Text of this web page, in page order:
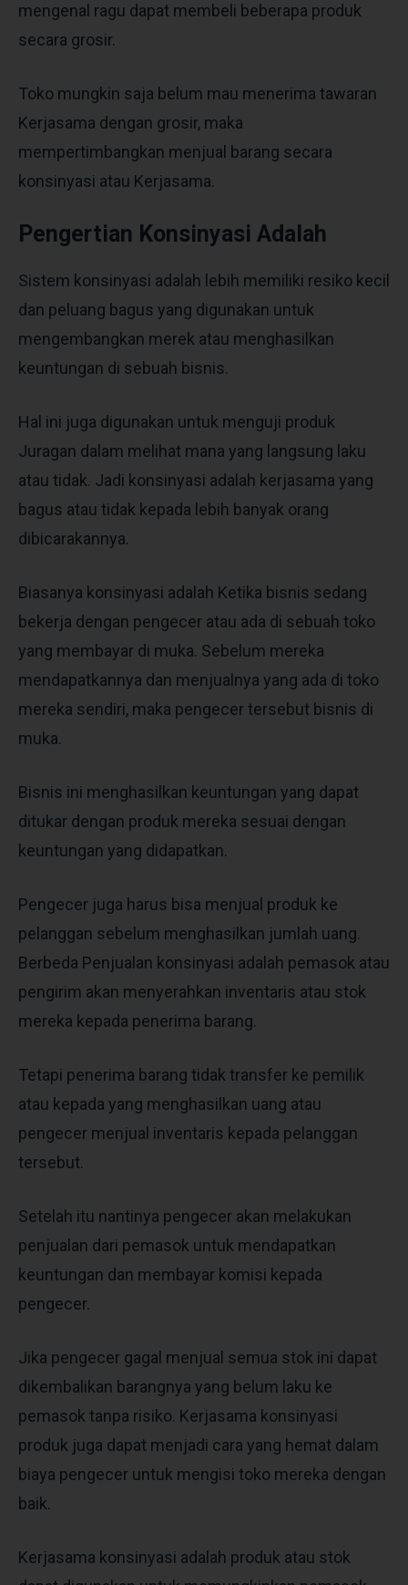
mengenal ragu dapat membeli beberapa produk
secara grosir.
Toko mungkin saja belum mau menerima tawaran
Kerjasama dengan grosir, maka
mempertimbangkan menjual barang secara
konsinyasi atau Kerjasama.
Pengertian Konsinyasi Adalah
Sistem konsinyasi adalah lebih memiliki resiko kecil
dan peluang bagus yang digunakan untuk
mengembangkan merek atau menghasilkan
keuntungan di sebuah bisnis.
Hal ini juga digunakan untuk menguji produk
Juragan dalam melihat mana yang langsung laku
atau tidak. Jadi konsinyasi adalah kerjasama yang
bagus atau tidak kepada lebih banyak orang
dibicarakannya.
Biasanya konsinyasi adalah Ketika bisnis sedang
bekerja dengan pengecer atau ada di sebuah toko
yang membayar di muka. Sebelum mereka
mendapatkannya dan menjualnya yang ada di toko
mereka sendiri, maka pengecer tersebut bisnis di
muka.
Bisnis ini menghasilkan keuntungan yang dapat
ditukar dengan produk mereka sesuai dengan
keuntungan yang didapatkan.
Pengecer juga harus bisa menjual produk ke
pelanggan sebelum menghasilkan jumlah uang.
Berbeda Penjualan konsinyasi adalah pemasok atau
pengirim akan menyerahkan inventaris atau stok
mereka kepada penerima barang.
Tetapi penerima barang tidak transfer ke pemilik
atau kepada yang menghasilkan uang atau
pengecer menjual inventaris kepada pelanggan
tersebut.
Setelah itu nantinya pengecer akan melakukan
penjualan dari pemasok untuk mendapatkan
keuntungan dan membayar komisi kepada
pengecer.
Jika pengecer gagal menjual semua stok ini dapat
dikembalikan barangnya yang belum laku ke
pemasok tanpa risiko. Kerjasama konsinyasi
produk juga dapat menjadi cara yang hemat dalam
biaya pengecer untuk mengisi toko mereka dengan
baik.
Kerjasama konsinyasi adalah produk atau stok